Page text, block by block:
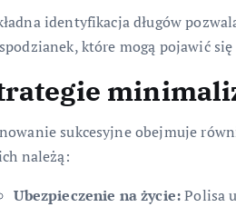
identyfikacja długów
które mogą pojawić
sukcesyjne obejmuje
należą:
Ubezpieczenie na życie:Polisa